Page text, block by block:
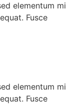
elementum mi
Fusce
elementum mi
Fusce